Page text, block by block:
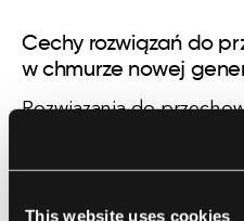
This website uses cookies
Cechy rozwiązań do
w chmurze nowej
Rozwiązania do
chmurze nowej
funkcji, które ułatwiają